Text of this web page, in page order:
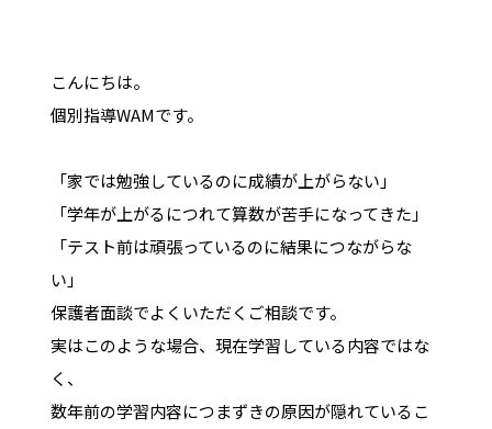
こんにちは。
個別指導WAMです。
「家では勉強しているのに成績が上がらない」
「学年が上がるにつれて算数が苦手になってきた」
「テスト前は頑張っているのに結果につながらな
い」
保護者面談でよくいただくご相談です。
実はこのような場合、現在学習している内容ではな
く、
数年前の学習内容につまずきの原因が隠れているこ